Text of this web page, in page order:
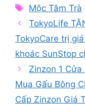
Tags
Mộc Tâm Trà
TokyoLife
TokyoCare trị
khoác SunStop
Zinzon 1
Mua Gấu Bông
Cấp Zinzon Giá